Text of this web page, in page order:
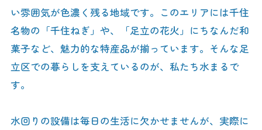
い雰囲気が色濃く残る地域です。このエリアには千住
名物の「千住ねぎ」や、「足立の花火」にちなんだ和
菓子など、魅力的な特産品が揃っています。そんな足
立区での暮らしを支えているのが、私たち水まるで
す。
水回りの設備は毎日の生活に欠かせませんが、実際に